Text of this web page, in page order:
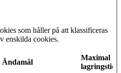
som håller på att klassificeras
enskilda cookies.
Ändamål
Maximal
lagringstid